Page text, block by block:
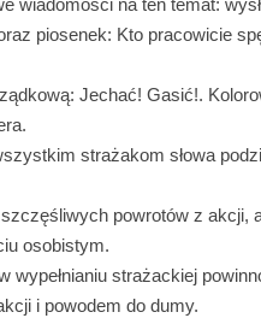
piosenek: Kto pracowicie
Jechać! Gasić!.
strażakom słowa
powrotów z akcji,
osobistym.
wypełnianiu strażackiej
i powodem do dumy.